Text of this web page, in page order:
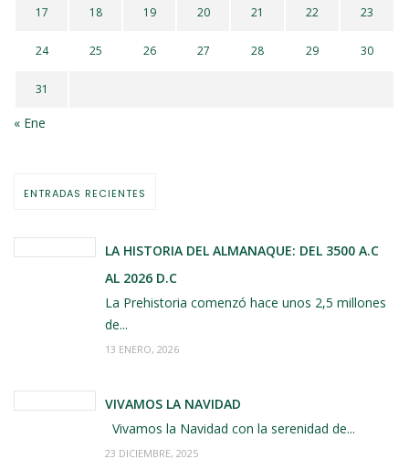
17 18 19 20 21 22 23
24 25 26 27 28 29 30
31
« Ene
ENTRADAS RECIENTES
LA HISTORIA DEL ALMANAQUE: DEL 3500 A.C
AL 2026 D.C
La Prehistoria comenzó hace unos 2,5 millones
de...
13 ENERO, 2026
VIVAMOS LA NAVIDAD
Vivamos la Navidad con la serenidad de...
23 DICIEMBRE, 2025